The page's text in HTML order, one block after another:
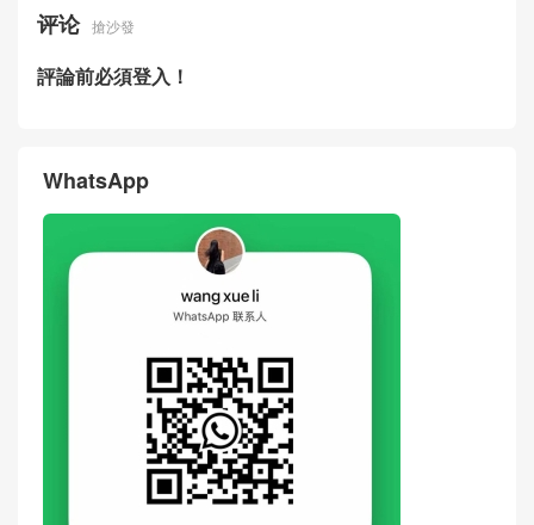
n Origami Bow Handbag
搶沙發
評論前必須登入！
WhatsApp